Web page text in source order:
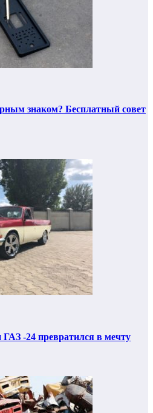
знаком? Бесплатный совет
-24 превратился в мечту